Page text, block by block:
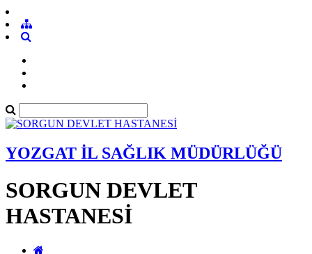
YOZGAT İL SAĞLIK MÜDÜRLÜĞÜ
SORGUN DEVLET
HASTANESİ